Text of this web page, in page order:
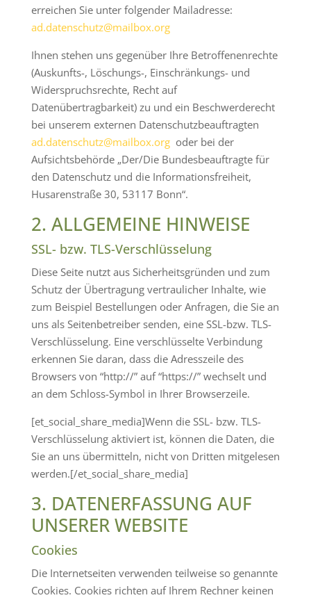
erreichen Sie unter folgender Mailadresse:
ad.datenschutz@mailbox.org
Ihnen stehen uns gegenüber Ihre Betroffenenrechte
(Auskunfts-, Löschungs-, Einschränkungs- und
Widerspruchsrechte, Recht auf
Datenübertragbarkeit) zu und ein Beschwerderecht
bei unserem externen Datenschutzbeauftragten
ad.datenschutz@mailbox.orgoder bei der
Aufsichtsbehörde „Der/Die Bundesbeauftragte für
den Datenschutz und die Informationsfreiheit,
Husarenstraße 30, 53117 Bonn“.
2. ALLGEMEINE HINWEISE
SSL- bzw. TLS-Verschlüsselung
Diese Seite nutzt aus Sicherheitsgründen und zum
Schutz der Übertragung vertraulicher Inhalte, wie
zum Beispiel Bestellungen oder Anfragen, die Sie an
uns als Seitenbetreiber senden, eine SSL-bzw. TLS-
Verschlüsselung. Eine verschlüsselte Verbindung
erkennen Sie daran, dass die Adresszeile des
Browsers von “http://” auf “https://” wechselt und
an dem Schloss-Symbol in Ihrer Browserzeile.
[et_social_share_media]Wenn die SSL- bzw. TLS-
Verschlüsselung aktiviert ist, können die Daten, die
Sie an uns übermitteln, nicht von Dritten mitgelesen
werden.[/et_social_share_media]
3. DATENERFASSUNG AUF
UNSERER WEBSITE
Cookies
Die Internetseiten verwenden teilweise so genannte
Cookies. Cookies richten auf Ihrem Rechner keinen